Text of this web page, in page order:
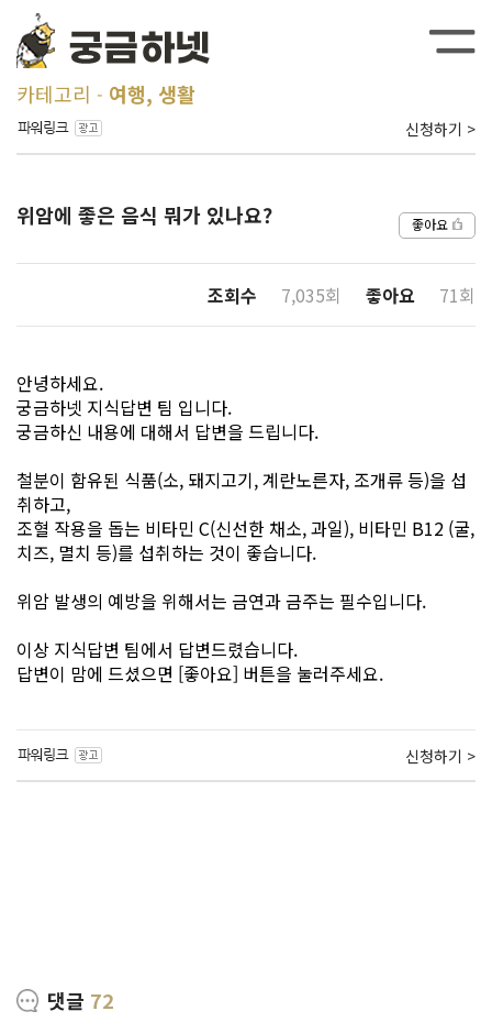
카테고리 여행, 생활
신청하기 >
위암에 좋은 음식 뭐가 있나요? 좋아요
조회수 7,035회 좋아요 71회
안녕하세요.
궁금하넷 지식답변 팀 입니다.
궁금하신 내용에 대해서 답변을 드립니다.
철분이 함유된 식품(소, 돼지고기, 계란노른자, 조개류 등)을 섭
취하고,
조혈 작용을 돕는 비타민 C(신선한 채소, 과일), 비타민 B12 (굴,
치즈, 멸치 등)를 섭취하는 것이 좋습니다.
위암 발생의 예방을 위해서는 금연과 금주는 필수입니다.
이상 지식답변 팀에서 답변드렸습니다.
답변이 맘에 드셨으면 [좋아요] 버튼을 눌러주세요.
신청하기 >
댓글 72